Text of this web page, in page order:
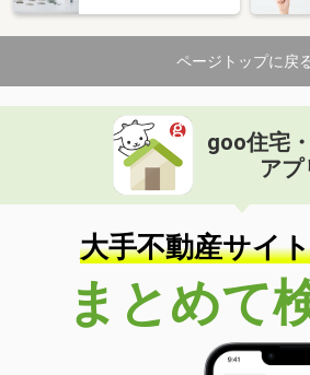
ページトップに戻
goo住宅
アプ
大手不動産サイト
まとめて